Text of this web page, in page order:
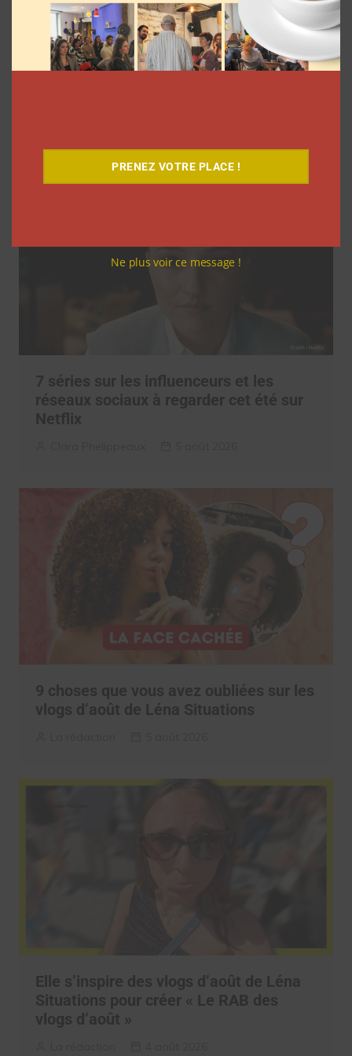
Coupe du Monde 2026: comment
l’agence L’Intrus a « réconcilié »
7 séries sur les influenceurs et les
réseaux sociaux à regarder cet été sur
Netflix
9 choses que vous avez oubliées sur les
vlogs d’août de Léna Situations
Elle s’inspire des vlogs d’août de Léna
Situations pour créer « Le RAB des
vlogs d’août »
PRENEZ VOTRE PLACE !
Ne plus voir ce message !